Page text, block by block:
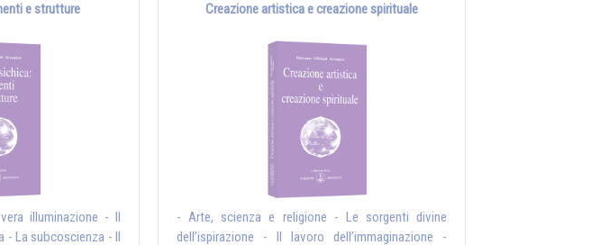
e strutture
illuminazione - Il
- La subcoscienza - Il
Creazione artistica e creazione spirituale
- Arte, scienza e religione - Le sorgenti divine
dell’ispirazione - Il lavoro dell’immaginazione -